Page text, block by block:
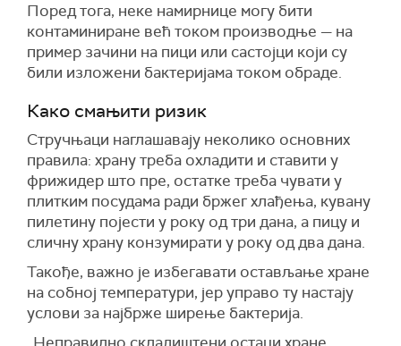
Поред тога, неке намирнице могу бити
контаминиране већ током производње — на
пример зачини на пици или састојци који су
били изложени бактеријама током обраде.
Како смањити ризик
Стручњаци наглашавају неколико основних
правила: храну треба охладити и ставити у
фрижидер што пре, остатке треба чувати у
плитким посудама ради бржег хлађења, кувану
пилетину појести у року од три дана, а пицу и
сличну храну конзумирати у року од два дана.
Такође, важно је избегавати остављање хране
на собној температури, јер управо ту настају
услови за најбрже ширење бактерија.